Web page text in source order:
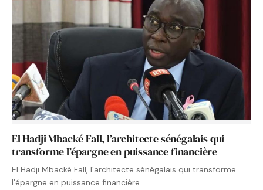
El Hadji Mbacké Fall, l’architecte sénégalais qui
transforme l’épargne en puissance financière
El Hadji Mbacké Fall, l’architecte sénégalais qui transforme
l’épargne en puissance financière